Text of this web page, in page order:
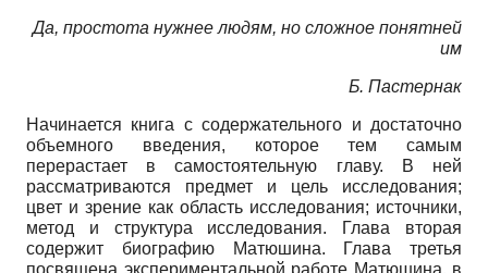
Да, простота нужнее людям, но сложное понятней
им
Б. Пастернак
Начинается книга с содержательного и достаточно
объемного введения, которое тем самым
перерастает в самостоятельную главу. В ней
рассматриваются предмет и цель исследования;
цвет и зрение как область исследования; источники,
метод и структура исследования. Глава вторая
содержит биографию Матюшина. Глава третья
посвящена экспериментальной работе Матюшина, в